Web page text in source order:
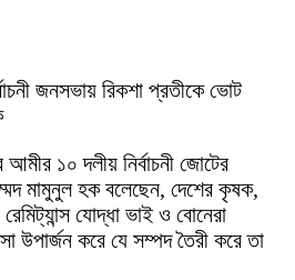
জনসভায় রিকশা প্রতীকে ভোট
১০ দলীয় নির্বাচনী জোটের
মামুনুল হক বলেছেন, দেশের কৃষক,
যোদ্ধা ভাই ও বোনেরা
উপার্জন করে যে সম্পদ তৈরী করে তা